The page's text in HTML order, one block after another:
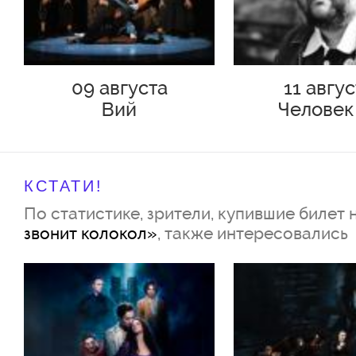
09 августа
Вий
11
КСТАТИ!
По статистике, зрители, купившие билет
звонит колокол», также интересовались